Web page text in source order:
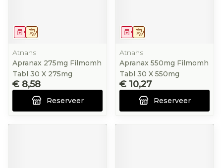
Op voorschrift
Geneesmiddel
Atnahs
Apranax 275mg Filmomh
Tabl 30 X 275mg
€ 8,58
Reserveer
Op voorschrift
Geneesmiddel
Atnahs
Apranax 550mg Filmomh
Tabl 30 X 550mg
€ 10,27
Reserveer